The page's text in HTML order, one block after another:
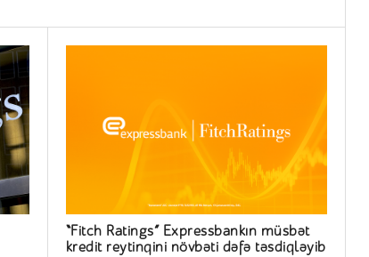
“Fitch Ratings” Expressbankın müsbət
kredit reytinqini növbəti dəfə təsdiqləyib